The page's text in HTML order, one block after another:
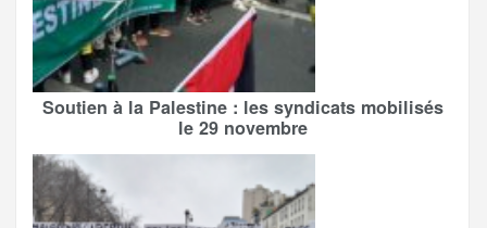
Soutien à la Palestine : les syndicats mobilisés
le 29 novembre